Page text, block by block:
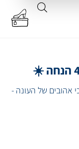
אהובים של העונה -